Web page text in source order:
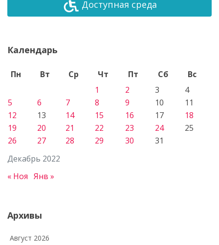
Доступная среда
Календарь
Декабрь 2022
Пн Вт Ср Чт Пт Сб
Вс
1
2 3
4
5
6 7 8 9 10
11
12
13 14 15 16 17
18
19
20 21 22 23 24
25
26
27 28 29 30 31
« Ноя Янв »
Архивы
Август 2026